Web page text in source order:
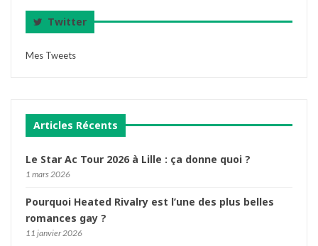
Twitter
Mes Tweets
Articles Récents
Le Star Ac Tour 2026 à Lille : ça donne quoi ?
1 mars 2026
Pourquoi Heated Rivalry est l’une des plus belles
romances gay ?
11 janvier 2026